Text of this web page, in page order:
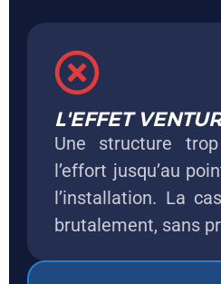
L'EFFET
Une structure
l’effort jusqu’au
l’installation. La
brutalement, sans